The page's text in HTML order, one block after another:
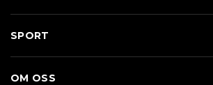
Sko
SPORT
OM OSS